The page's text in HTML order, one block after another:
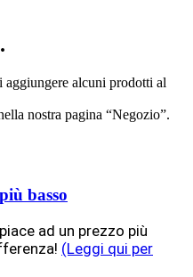
aggiungere alcuni prodotti al
nostra pagina “Negozio”.
basso
ad un prezzo più
(Leggi qui per